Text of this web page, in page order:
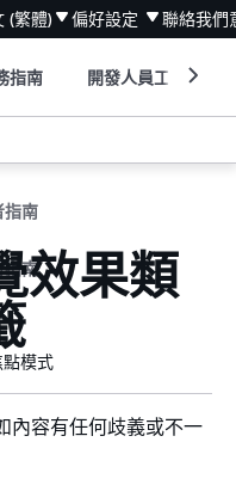
(繁體) 偏好設定 聯絡我們
指南 開發人員工具
指南
指南效果類
點模式
內容有任何歧義或不一